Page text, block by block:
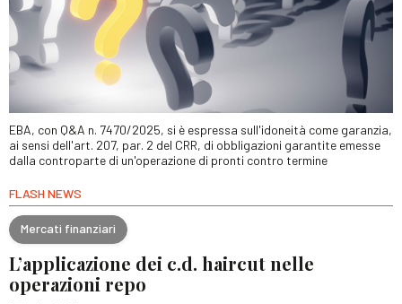
EBA, con Q&A n. 7470/2025, si è espressa sull'idoneità come garanzia,
ai sensi dell'art. 207, par. 2 del CRR, di obbligazioni garantite emesse
dalla controparte di un'operazione di pronti contro termine
FLASH NEWS
Mercati finanziari
L’applicazione dei c.d. haircut nelle
operazioni repo